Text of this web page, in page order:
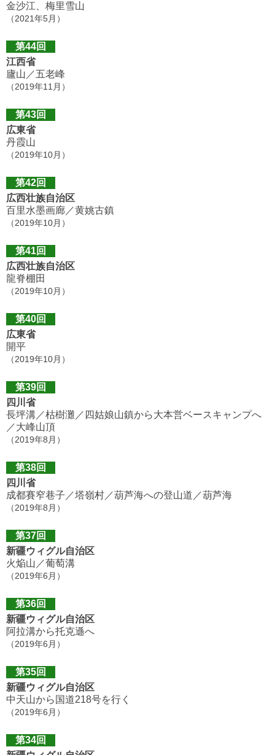
金沙江、梅里雪山
（2021年5月）
第44回
江西省
廬山／五老峰
（2019年11月）
第43回
広東省
丹霞山
（2019年10月）
第42回
広西壮族自治区
百里水墨画廊／黄姚古鎮
（2019年10月）
第41回
広西壮族自治区
龍脊棚田
（2019年10月）
第40回
広東省
開平
（2019年10月）
第39回
四川省
長坪溝／枯樹灘／四姑娘山鎮から大本営ベースキャンプへ
／大峰山頂
（2019年8月）
第38回
四川省
成都賽窄巷子／塔嶺村／葫芦海への登山道／葫芦海
（2019年8月）
第37回
新疆ウィグル自治区
火焔山／葡萄溝
（2019年6月）
第36回
新疆ウィグル自治区
阿拉溝から托克遜へ
（2019年6月）
第35回
新疆ウィグル自治区
中天山から国道218号を行く
（2019年6月）
第34回